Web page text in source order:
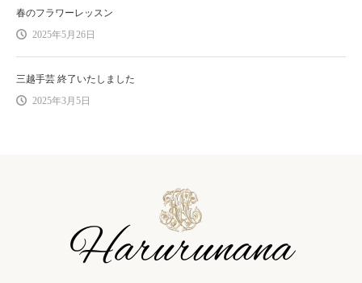
春のフラワーレッスン
2025年5月26日
三越手芸 終了いたしました
2025年3月5日